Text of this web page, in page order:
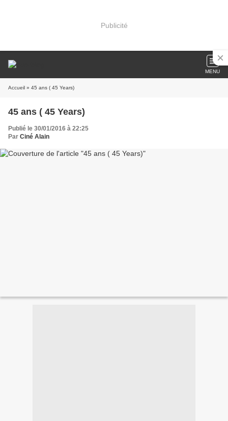
Publicité
MENU
Accueil » 45 ans ( 45 Years)
45 ans ( 45 Years)
Publié le 30/01/2016 à 22:25
Par Ciné Alain